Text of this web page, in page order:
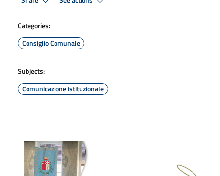
Categories:
Consiglio Comunale
Subjects:
Comunicazione istituzionale